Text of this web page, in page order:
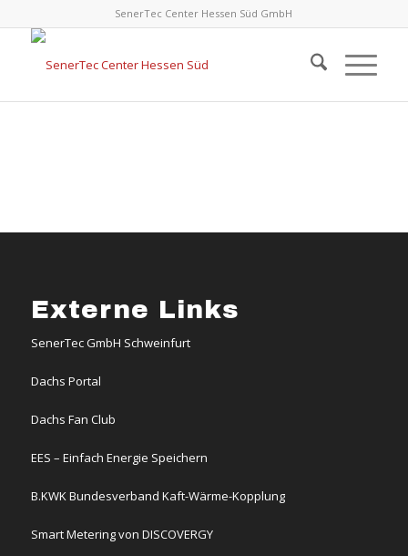
SenerTec Center Hessen Süd GmbH
Externe Links
SenerTec GmbH Schweinfurt
Dachs Portal
Dachs Fan Club
EES – Einfach Energie Speichern
B.KWK Bundesverband Kaft-Wärme-Kopplung
Smart Metering von DISCOVERGY